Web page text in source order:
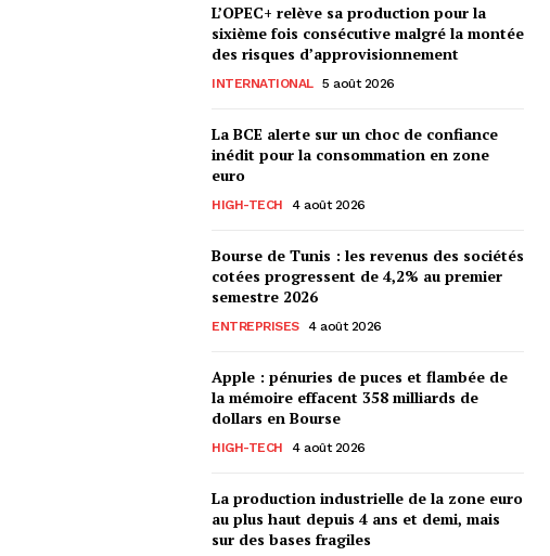
L’OPEC+ relève sa production pour la
sixième fois consécutive malgré la montée
des risques d’approvisionnement
INTERNATIONAL 5 août 2026
La BCE alerte sur un choc de confiance
inédit pour la consommation en zone
euro
HIGH-TECH 4 août 2026
Bourse de Tunis : les revenus des sociétés
cotées progressent de 4,2% au premier
semestre 2026
ENTREPRISES 4 août 2026
Apple : pénuries de puces et flambée de
la mémoire effacent 358 milliards de
dollars en Bourse
HIGH-TECH 4 août 2026
La production industrielle de la zone euro
au plus haut depuis 4 ans et demi, mais
sur des bases fragiles